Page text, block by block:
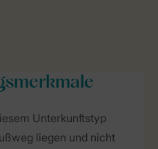
Unterkunftstyp
liegen und nicht